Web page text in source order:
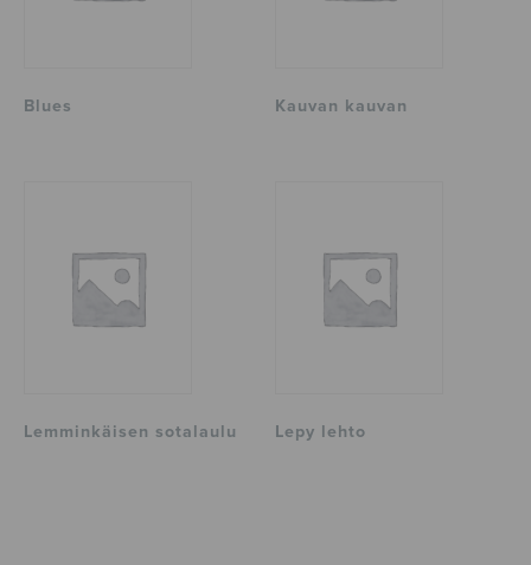
Blues Kauvan kauvan
Lemminkäisen sotalaulu Lepy lehto